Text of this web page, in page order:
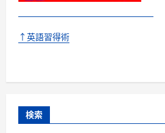
↑英語習得術
検索